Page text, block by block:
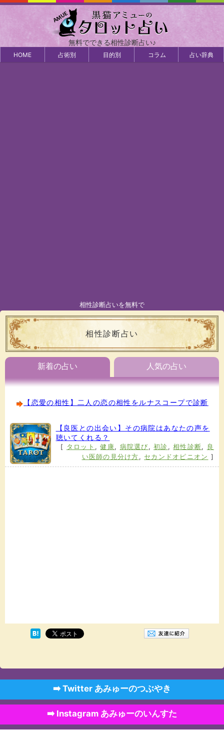
無料でできる相性診断占い♪
HOME 占術別 目的別 コラム 占い辞典
相性診断占いを無料で
相性診断占い
新着の占い 人気の占い
【恋愛の相性】二人の恋の相性をルナスコープで診断
【良医との出会い】その病院はあなたの声を
聴いてくれる？
[ タロット ,健康, 病院選び ,初診 ,相性診断,
良
い医師の見分け方 , セカンドオピニオン ]
➡️ Twitter あみゅーのつぶやき
➡️ Instagram あみゅーのいんすた